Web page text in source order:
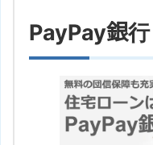
PayPay銀